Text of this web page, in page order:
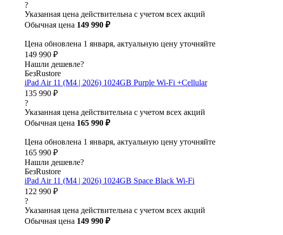
?
Указанная цена действительна с учетом всех акций
Обычная цена 149 990 ₽
Цена обновлена 1 января, актуальную цену уточняйте
149 990 ₽
Нашли дешевле?
БезRustore
iPad Air 11 (M4 | 2026) 1024GB Purple Wi-Fi +Cellular
135 990 ₽
?
Указанная цена действительна с учетом всех акций
Обычная цена 165 990 ₽
Цена обновлена 1 января, актуальную цену уточняйте
165 990 ₽
Нашли дешевле?
БезRustore
iPad Air 11 (M4 | 2026) 1024GB Space Black Wi-Fi
122 990 ₽
?
Указанная цена действительна с учетом всех акций
Обычная цена 149 990 ₽